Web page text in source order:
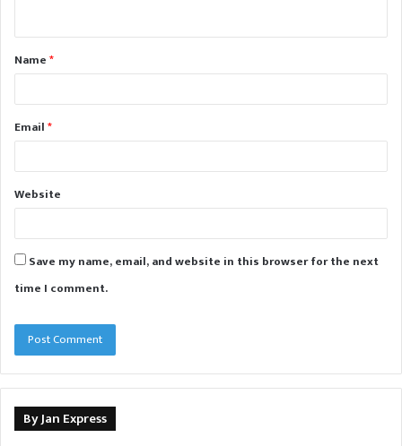
t
*Name*
Email*
Website
Save my name, email, and website in this browser for the next
time I comment.
By Jan Express